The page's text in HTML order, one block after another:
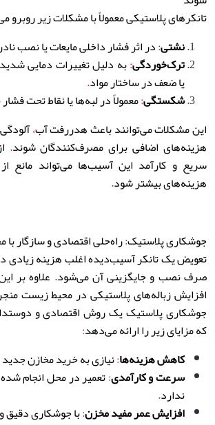
تانکرهای پلاستیکی معمولاً با مشکلات زیر روبرو
نشتی:در اثر فشار داخلی مایعات یا نصب
ترک‌خوردگی:به دلیل تغییرات دمایی شدید
یا ضعف در ساختار مواد.
شکستگی:معمولاً در لبه‌ها یا نقاط تحت فشار
این مشکلات می‌توانند باعث هدررفت آب،
هزینه‌های اضافی برای مصرف‌کنندگان شوند.
سریع و کارآمد این آسیب‌ها می‌تواند مانع
هزینه‌های بیشتر شود.
جوشکاری پلاستیک:راه‌حلی اقتصادی و سازگار
تعویض یک تانکر آسیب‌دیده اغلب هزینه زیادی
صرف نصب و جایگزینی آن می‌شود. علاوه بر
افزایش زباله‌های پلاستیکی در محیط زیست
جوشکاری پلاستیک یک روش اقتصادی و
که مزایای زیر را ارائه می‌دهد:
کاهش هزینه‌ها:نیازی به خرید مخازن
سرعت و کارآمدی:تعمیر در محل انجام
ندارد.
افزایش عمر مفید مخزن:با جوشکاری دقیق